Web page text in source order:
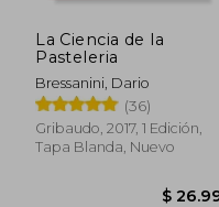
La Ciencia de la
Pasteleria
Bressanini, Dario
(36)
Gribaudo, 2017, 1 Edición,
Tapa Blanda, Nuevo